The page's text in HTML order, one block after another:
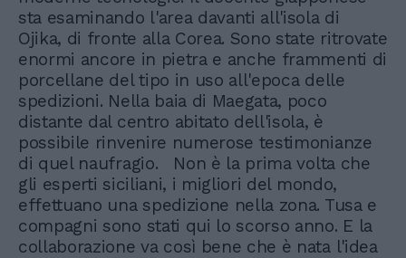
sta esaminando l'area davanti all'isola di
Ojika, di fronte alla Corea. Sono state ritrovate
enormi ancore in pietra e anche frammenti di
porcellane del tipo in uso all'epoca delle
spedizioni. Nella baia di Maegata, poco
distante dal centro abitato dell'isola, è
possibile rinvenire numerose testimonianze
di quel naufragio. Non è la prima volta che
gli esperti siciliani, i migliori del mondo,
effettuano una spedizione nella zona. Tusa e
compagni sono stati qui lo scorso anno. E la
collaborazione va così bene che è nata l'idea